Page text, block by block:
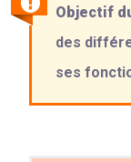
Objectif
des
ses